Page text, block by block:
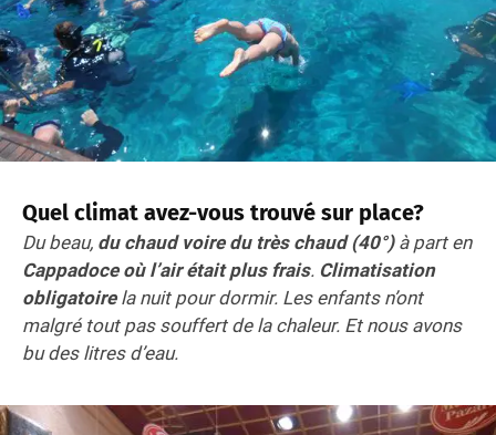
Quel climat avez-vous trouvé sur place?
Du beau, du chaud voire du très chaud (40°)à part en
Cappadoce où l’air était plus frais. Climatisation
obligatoirela nuit pour dormir. Les enfants n’ont
malgré tout pas souffert de la chaleur. Et nous avons
bu des litres d’eau.